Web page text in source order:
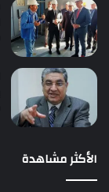
الأكثر مشاهدة